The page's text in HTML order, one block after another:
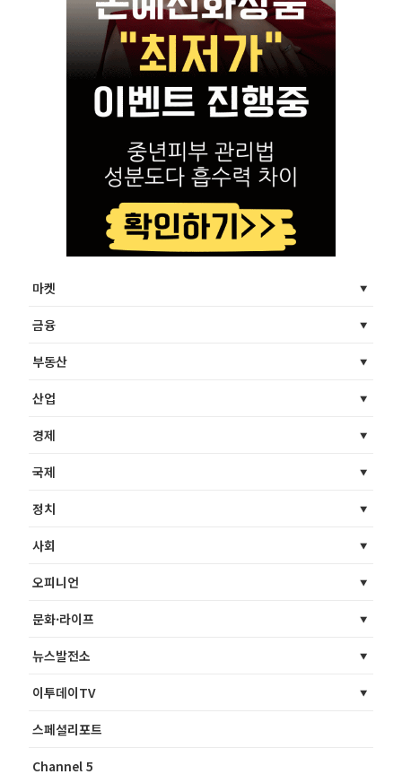
마켓
금융
부동산
산업
경제
국제
정치
사회
오피니언
문화·라이프
뉴스발전소
이투데이TV
스페셜리포트
Channel 5